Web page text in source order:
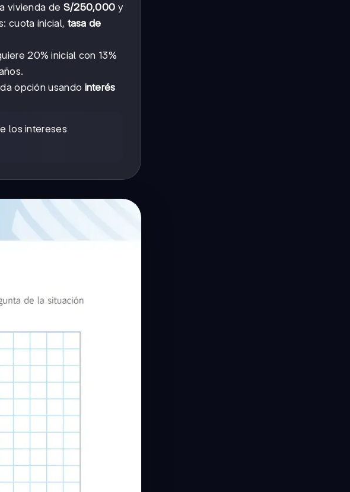
vivienda de S/250,000 y
cuota inicial, tasa de
20% inicial con 13%
opción usando interés
los intereses